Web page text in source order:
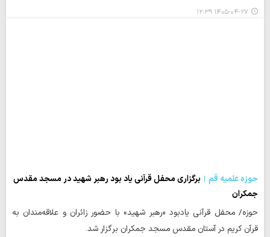
۱۴۰۵-۰۴-۲۷ ۱۲:۳۹
حوزه علمیه قم
برگزاری محفل قرآنی یاد بود رهبر شهید در مسجد مقدس
جمکران
حوزه/ محفل قرآنی یادبود «رهبر شهید» با حضور زائران و علاقه‌مندان به
قرآن کریم در آستان مقدس مسجد جمکران برگزار شد.